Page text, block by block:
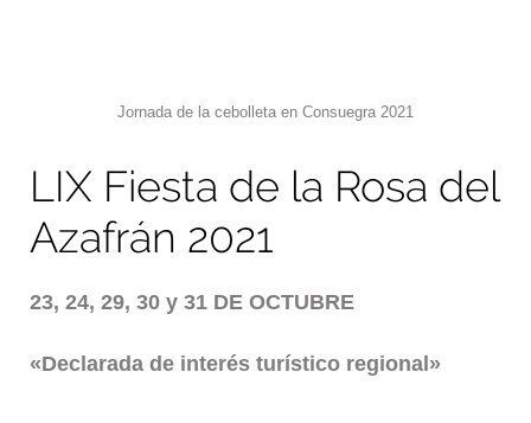
Jornada de la cebolleta en Consuegra 2021
LIX Fiesta de la Rosa del
Azafrán 2021
23, 24, 29, 30 y 31 DE OCTUBRE
«Declarada de interés turístico regional»